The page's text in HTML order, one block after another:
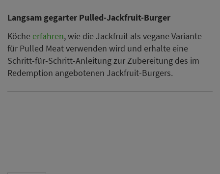
Langsam gegarter Pulled-Jackfruit-Burger
Köche erfahren, wie die Jackfruit als vegane Variante
für Pulled Meat verwenden wird und erhalte eine
Schritt-für-Schritt-Anleitung zur Zubereitung des im
Redemption angebotenen Jackfruit-Burgers.